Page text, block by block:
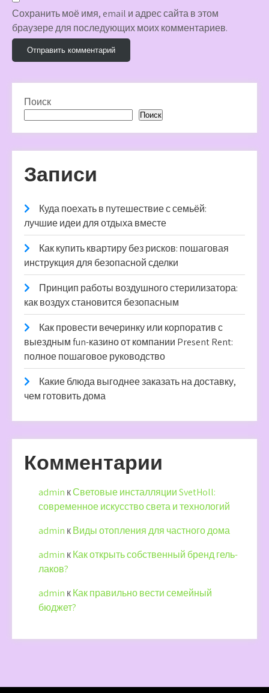
Сохранить моё имя, email и адрес сайта в этом
браузере для последующих моих комментариев.
Поиск
Поиск
Записи
Куда поехать в путешествие с семьёй:
лучшие идеи для отдыха вместе
Как купить квартиру без рисков: пошаговая
инструкция для безопасной сделки
Принцип работы воздушного стерилизатора:
как воздух становится безопасным
Как провести вечеринку или корпоратив с
выездным fun-казино от компании Present Rent:
полное пошаговое руководство
Какие блюда выгоднее заказать на доставку,
чем готовить дома
Комментарии
admin кСветовые инсталляции SvetHoll:
современное искусство света и технологий
admin кВиды отопления для частного дома
admin кКак открыть собственный бренд гель-
лаков?
admin кКак правильно вести семейный
бюджет?